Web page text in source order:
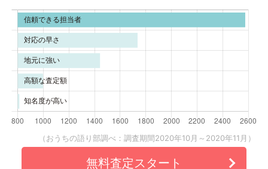
（おうちの語り部調べ：調査期間2020年10月～2020年11月）
無料査定スタート